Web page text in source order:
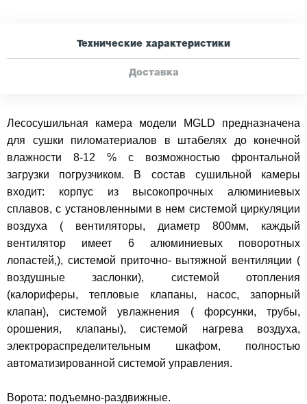
Технические характеристики
Доставка
Лесосушильная камера модели MGLD предназначена
для сушки пиломатериалов в штабелях до конечной
влажности 8-12 % с возможностью фронтальной
загрузки погрузчиком. В состав сушильной камеры
входит: корпус из высокопрочных алюминиевых
сплавов, с установленными в нем системой циркуляции
воздуха ( вентиляторы, диаметр 800мм, каждый
вентилятор имеет 6 алюминиевых поворотных
лопастей,), системой приточно- вытяжной вентиляции (
воздушные заслонки), системой отопления
(калориферы, тепловые клапаны, насос, запорный
клапан), системой увлажнения ( форсунки, трубы,
орошения, клапаны), системой нагрева воздуха,
электрораспределительным шкафом, полностью
автоматизированной системой управления.
Ворота: подъемно-раздвижные.